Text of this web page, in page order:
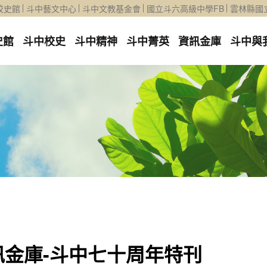
史館 斗中藝文中心 斗中文教基金會 國立斗六高級中學FB 雲林縣國
館 斗中校史 斗中精神 斗中菁英 資訊金庫 斗中與
庫-斗中七十周年特刊